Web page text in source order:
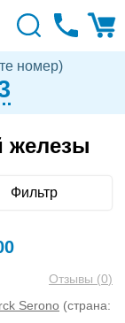
номер)
железы
Фильтр
Отзывы (0)
Serono (страна: